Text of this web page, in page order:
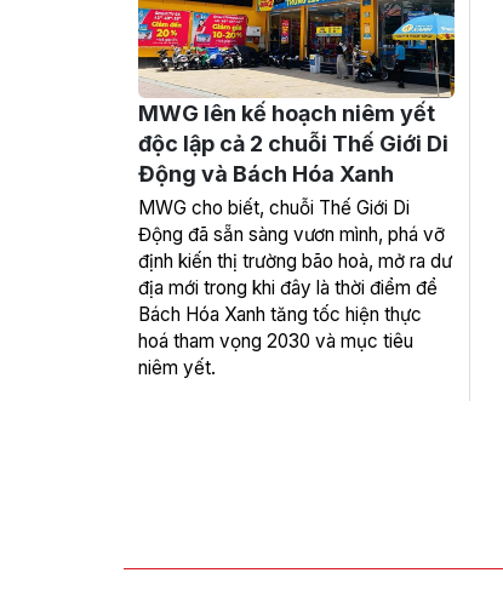
MWG lên kế hoạch niêm yết
độc lập cả 2 chuỗi Thế Giới Di
Động và Bách Hóa Xanh
MWG cho biết, chuỗi Thế Giới Di
Động đã sẵn sàng vươn mình, phá vỡ
định kiến thị trường bão hoà, mở ra dư
địa mới trong khi đây là thời điểm để
Bách Hóa Xanh tăng tốc hiện thực
hoá tham vọng 2030 và mục tiêu
niêm yết.